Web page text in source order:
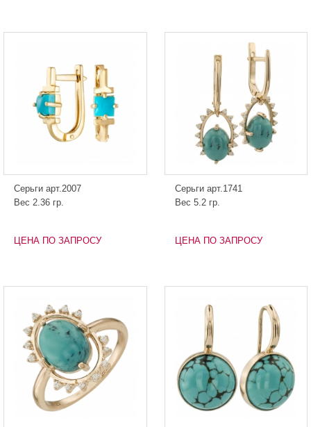
Серьги арт.2007
Вес 2.36 гр.
ЦЕНА ПО ЗАПРОСУ
Серьги арт.1741
Вес 5.2 гр.
ЦЕНА ПО ЗАПРОСУ